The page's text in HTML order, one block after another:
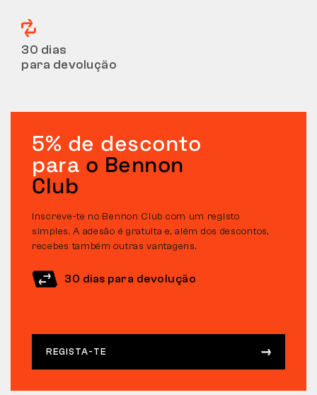
30 dias
para devolução
5% de desconto
para o Bennon
Club
Inscreve-te no Bennon Club com um registo
simples. A adesão é gratuita e, além dos descontos,
recebes também outras vantagens.
30 dias para devolução
REGISTA-TE